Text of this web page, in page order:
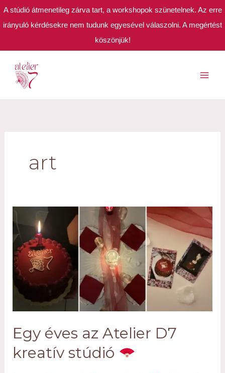
A stúdió átmenetileg zárva tart, a workshopok szünetelnek. Az erre
irányuló kérdésekre nem tudunk egyesével válaszolni. A megértést
köszönjük!
content
art
Egy éves az Atelier D7
kreatív stúdió